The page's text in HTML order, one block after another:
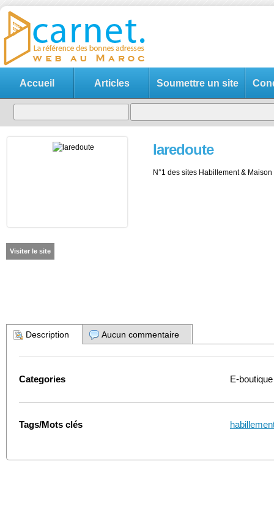
Accueil Articles Soumettre un site
laredoute
N°1 des sites Habillement & Maison
Visiter le site
Description Aucun commentaire
Categories E-
Tags/Mots clés